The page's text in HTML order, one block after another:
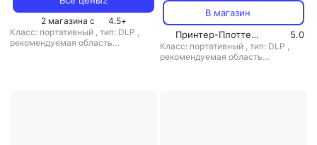
2 магазина с 4.5+
Класс: портативный , тип: DLP ,
рекомендуемая область
В магазин
Принтер-Плоттер.ру
5.0
Класс: портативный , тип: DLP ,
рекомендуемая область